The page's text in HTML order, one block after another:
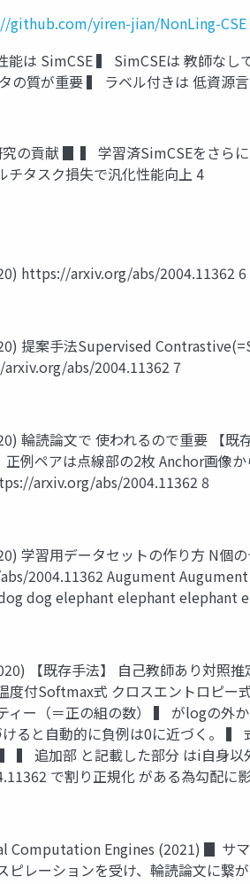
github.com/yiren-jian/NonLing-CSE
は SimCSE ▍ SimCSEは 教師な
の質が重要 ▍ ラベル付きは 低資源
の貢献 ▊ ▍ 学習済SimCSEをさら
タスク損失で汎化性能向上 4
https://arxiv.org/abs/2004.11362 6
提案手法Supervised
abs/2004.11362 7
輪読論文で 使われるので重要 【
例ペアは点線部の2枚 Anchor画像
arxiv.org/abs/2004.11362 8
学習用データセットの作り方 N個
2004.11362 Augument
dog elephant elephant elephant
【既存手法】 自己教師あり対照
付Softmax式 クロスエントロピー
ィー（＝正の組の数） ▍ がlogの
ると自動的に負例は0に近づく。
▍ 追加部 と記載した部分 はi自身
で割り正規化 がある為勾配に
Computation Engines (2021) ▊ サ
レーションを受け、輪読論文に